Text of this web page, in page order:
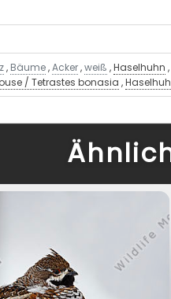
, Bäume,Acker,weiß ,Haselhuhn ,
/ Tetrastes bonasia ,